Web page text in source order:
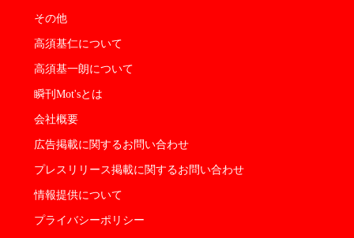
その他
高須基仁について
高須基一朗について
瞬刊Mot'sとは
会社概要
広告掲載に関するお問い合わせ
プレスリリース掲載に関するお問い合わせ
情報提供について
プライバシーポリシー